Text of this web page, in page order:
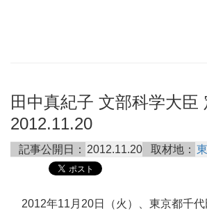
田中真紀子 文部科学大臣
2012.11.20
記事公開日： 2012.11.20 取材地：
2012年11月20日（火）、東京都千代